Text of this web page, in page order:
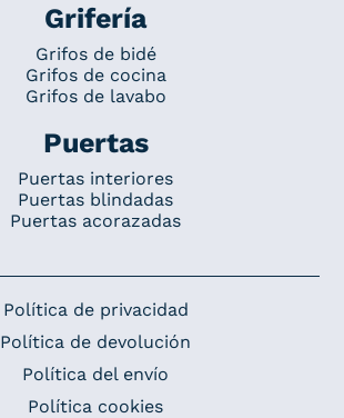
Grifería
Grifos de bidé
Grifos de cocina
Grifos de lavabo
Puertas
Puertas interiores
Puertas blindadas
Puertas acorazadas
Política de privacidad
Política de devolución
Política del envío
Política cookies